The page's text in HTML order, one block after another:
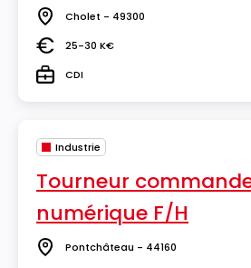
Lieu Cholet - 49300
Salaire25-30 K€
TypeCDI
Industrie
Tourneur
numérique F/H
Lieu Pontchâteau - 44160